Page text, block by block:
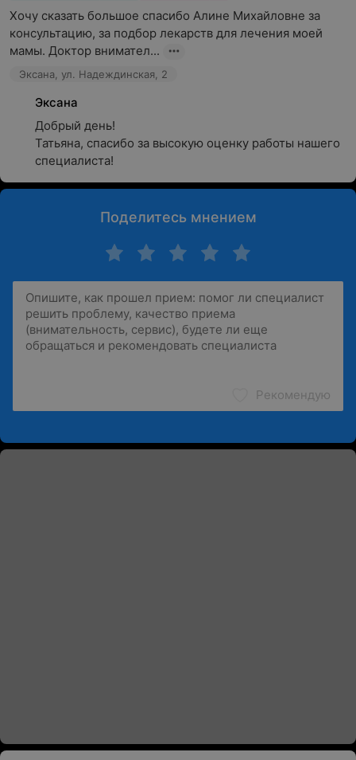
Хочу сказать большое спасибо Алине Михайловне за
консультацию, за подбор лекарств для лечения моей
мамы. Доктор внимател...
Эксана, ул. Надеждинская, 2
Эксана
Добрый день!
Татьяна, спасибо за высокую оценку работы нашего
специалиста!
Поделитесь мнением
Рекомендую